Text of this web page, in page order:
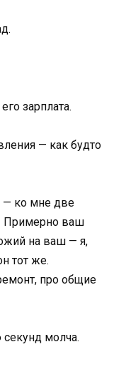
зарплата.
— как будто
— ко мне две
Примерно ваш
на ваш — я,
тот же.
про общие
секунд молча.